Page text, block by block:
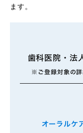
ます。
歯科医院・法
※ご登録対象の詳
オーラルケ